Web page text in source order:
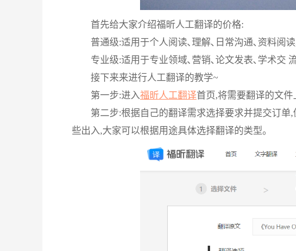
首先给大家介绍福昕人工翻译的价格:
普通级:适用于个人阅读､理解､日常沟通､资料阅
专业级:适用于专业领域､营销､论文发表､学术交
接下来来进行人工翻译的教学~
第一步:进入福昕人工翻译首页,将需要翻译的文件
第二步:根据自己的翻译需求选择要求并提交订单
些出入,大家可以根据用途具体选择翻译的类型｡